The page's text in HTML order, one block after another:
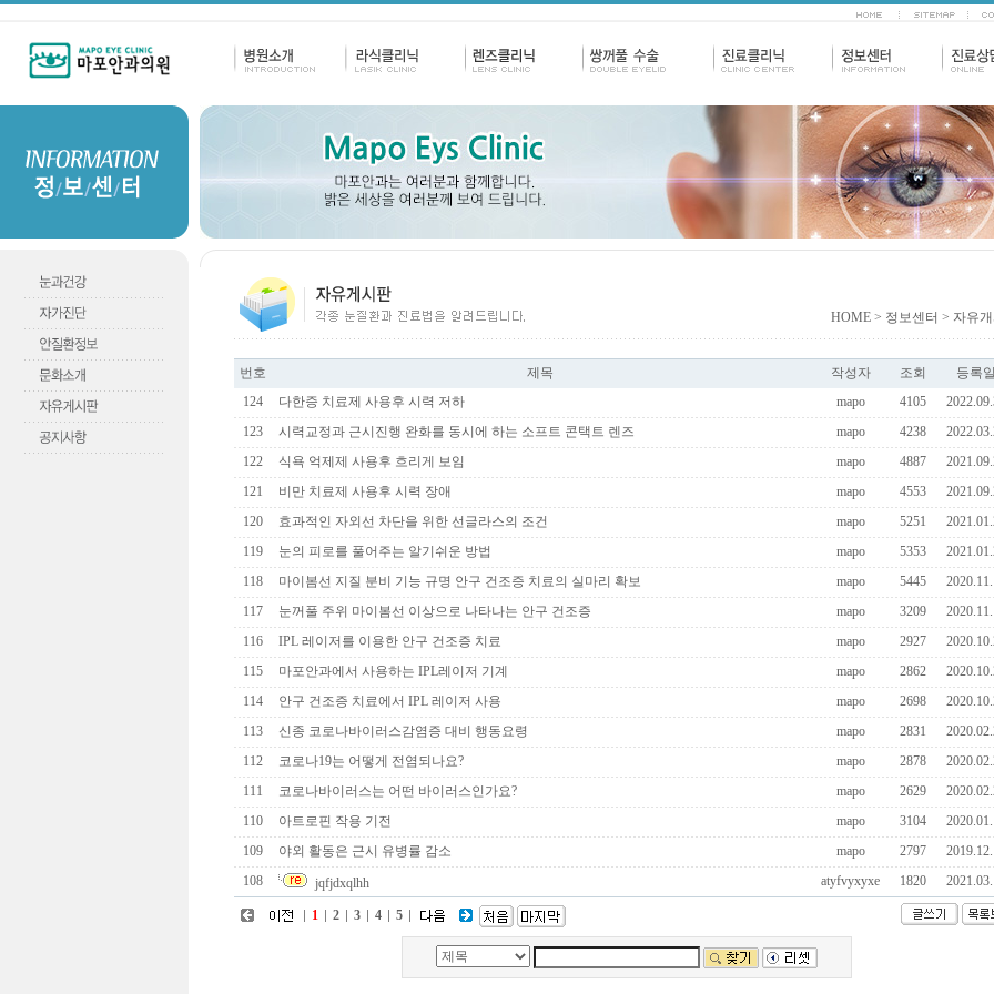
HOME > 정보센터 > 자유
번호 제목 작성자 조회
등록일
124
다한증 치료제 사용후 시력 저하 mapo 4105
123
시력교정과 근시진행 완화를 동시에 하는 소프트 콘택트 렌즈 mapo 4238
122
식욕 억제제 사용후 흐리게 보임 mapo 4887
121
비만 치료제 사용후 시력 장애 mapo 4553
120
효과적인 자외선 차단을 위한 선글라스의 조건 mapo 5251
119
눈의 피로를 풀어주는 알기쉬운 방법 mapo 5353
118
마이봄선 지질 분비 기능 규명 안구 건조증 치료의 실마리 확보 mapo 5445
117
눈꺼풀 주위 마이봄선 이상으로 나타나는 안구 건조증 mapo 3209
116
IPL 레이저를 이용한 안구 건조증 치료 mapo 2927
115
마포안과에서 사용하는 IPL레이저 기계 mapo 2862
114
안구 건조증 치료에서 IPL 레이저 사용 mapo 2698
113
신종 코로나바이러스감염증 대비 행동요령 mapo 2831
112
코로나19는 어떻게 전염되나요? mapo 2878
111
코로나바이러스는 어떤 바이러스인가요? mapo 2629
110
아트로핀 작용 기전 mapo 3104
109
야외 활동은 근시 유병률 감소 mapo 2797
108
jqfjdxqlhh atyfvyxyxe 1820
1 2 3 4 5